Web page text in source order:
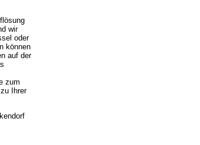
wir
oder
können
auf der
zum
Ihrer